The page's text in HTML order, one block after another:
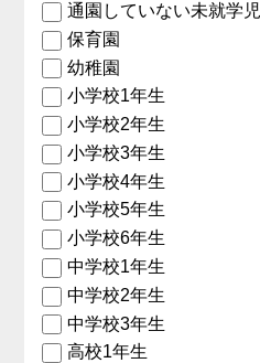
通園していない未就学児
保育園
幼稚園
小学校1年生
小学校2年生
小学校3年生
小学校4年生
小学校5年生
小学校6年生
中学校1年生
中学校2年生
中学校3年生
高校1年生